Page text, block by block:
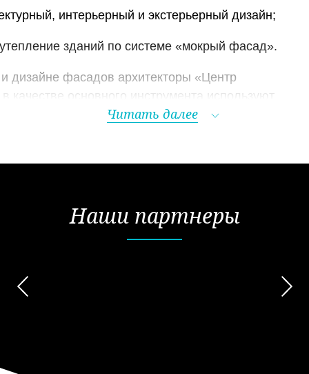
интерьерный и экстерьерный дизайн;
зданий по системе «мокрый фасад».
дизайне фасадов архитекторы «Центр
основного инструмента используют
элементы из пенополистирола - материала,
важное место в искусстве
Однако, имея ряд недостатков, в последнее
материалов - полиуретана или
Читать далее
Наши партнеры